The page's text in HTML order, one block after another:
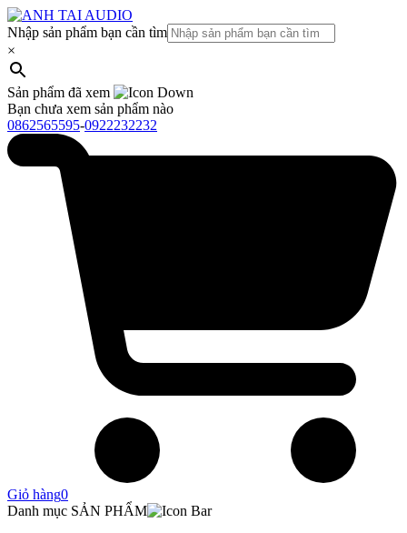
Nhập sản phẩm bạn cần tìm
×
Sản phẩm đã xem
Bạn chưa xem sản phẩm nào
0862565595-0922232232
Giỏ hàng0
Danh mục SẢN PHẨM